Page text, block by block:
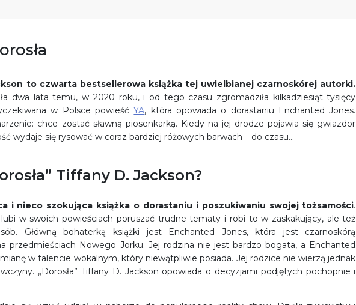
to czwarta bestsellerowa książka tej uwielbianej czarnoskórej autorki.
dwa lata temu, w 2020 roku, i od tego czasu zgromadziła kilkadziesiąt tysięcy
w Polsce powieśćYA, która opowiada o dorastaniu Enchanted Jones.
chce zostać sławną piosenkarką. Kiedy na jej drodze pojawia się gwiazdor
wydaje się rysować w coraz bardziej różowych barwach – do czasu…
Tiffany D. Jackson?
i nieco szokująca książka o dorastaniu i poszukiwaniu swojej tożsamości.
w swoich powieściach poruszać trudne tematy i robi to w zaskakujący, ale też
Główną bohaterką książki jest Enchanted Jones, która jest czarnoskórą
przedmieściach Nowego Jorku. Jej rodzina nie jest bardzo bogata, a Enchanted
w talencie wokalnym, który niewątpliwie posiada. Jej rodzice nie wierzą jednak
„Dorosła” Tiffany D. Jackson opowiada o decyzjami podjętych pochopnie i